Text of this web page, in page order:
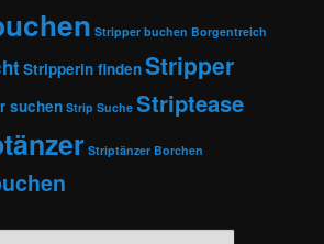
Stripper buchen Borgentreich
Stripperin findenStripper
suchen Strip Suche Striptease
Striptänzer Borchen